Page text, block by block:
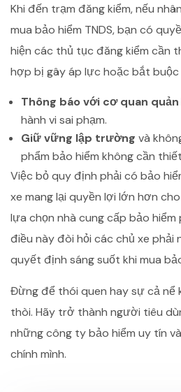
Khi đến trạm đăng kiểm, nếu
mua bảo hiểm TNDS, bạn có
hiện các thủ tục đăng kiểm cần
hợp bị gây áp lực hoặc bắt buộc
Thông báo với cơ quan
hành vi sai phạm.
Giữ vững lập trường và
phẩm bảo hiểm không cần
Việc bỏ quy định phải có bảo
xe mang lại quyền lợi lớn hơn
lựa chọn nhà cung cấp bảo hiểm
điều này đòi hỏi các chủ xe phải
quyết định sáng suốt khi mua
Đừng để thói quen hay sự cả nể
thòi. Hãy trở thành người tiêu
những công ty bảo hiểm uy tín
chính mình.